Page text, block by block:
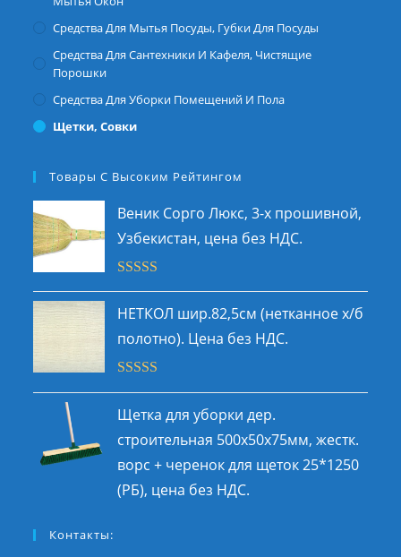
Средства Для Мытья Посуды, Губки Для Посуды
Средства Для Сантехники И Кафеля, Чистящие
Порошки
Средства Для Уборки Помещений И Пола
Щетки, Совки
Товары С Высоким Рейтингом
Веник Сорго Люкс, 3-х прошивной,
Узбекистан, цена без НДС.
Оценка5.00
из 5
НЕТКОЛ шир.82,5см (нетканное х/б
полотно). Цена без НДС.
Оценка5.00
из 5
Щетка для уборки дер.
строительная 500х50x75мм, жестк.
ворс + черенок для щеток 25*1250
(РБ), цена без НДС.
Контакты: